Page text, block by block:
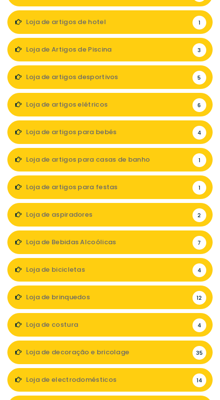
Loja de artigos de hotel 1
Loja de Artigos de Piscina 3
Loja de artigos desportivos 5
Loja de artigos elétricos 6
Loja de artigos para bebés 4
Loja de artigos para casas de banho 1
Loja de artigos para festas 1
Loja de aspiradores 2
Loja de Bebidas Alcoólicas 7
Loja de bicicletas 4
Loja de brinquedos 12
Loja de costura 4
Loja de decoração e bricolage 35
Loja de electrodomésticos 14